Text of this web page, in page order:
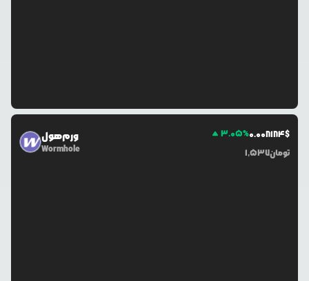
ورم‌هول
Wormhole
3.05%0.008184$
1,537تومان